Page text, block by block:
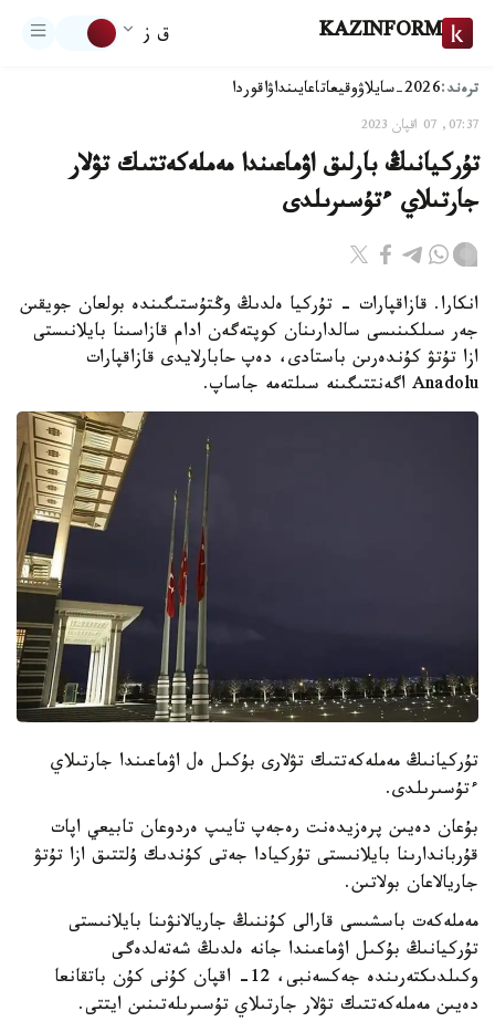
KAZINFORM ق ز
ترەند:2026-سايلاۋ وقيعاتاعايىنداۋاقوردا
07:37, 07 اقپان 2023
تۇركيانىڭ بارلىق اۋماعىندا مەملەكەتتىك تۋلار
جارتىلاي ءتۇسىرىلدى
انكارا. قازاقپارات - تۇركيا ەلدىڭ وڭتۇستىگىندە بولعان جويقىن
جەر سىلكىنىسى سالدارىنان كوپتەگەن ادام قازاسىنا بايلانىستى
ازا تۇتۋ كۇندەرىن باستادى، دەپ حابارلايدى قازاقپارات
Anadolu اگەنتتىگىنە سىلتەمە جاساپ.
تۇركيانىڭ مەملەكەتتىك تۋلارى بۇكىل ەل اۋماعىندا جارتىلاي
ءتۇسىرىلدى.
بۇعان دەيىن پرەزيدەنت رەجەپ تايىپ ەردوعان تابيعي اپات
قۇرباندارىنا بايلانىستى تۇركيادا جەتى كۇندىك ۇلتتىق ازا تۇتۋ
جاريالاعان بولاتىن.
مەملەكەت باسشىسى قارالى كۇننىڭ جاريالانۋىنا بايلانىستى
تۇركيانىڭ بۇكىل اۋماعىندا جانە ەلدىڭ شەتەلدەگى
وكىلدىكتەرىندە جەكسەنبى، 12- اقپان كۇنى كۇن باتقانعا
دەيىن مەملەكەتتىك تۋلار جارتىلاي تۇسىرىلەتىنىن ايتتى.